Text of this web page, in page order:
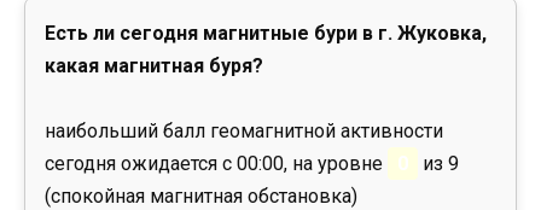
Есть ли сегодня магнитные бури в г. Жуковка,
какая магнитная буря?
наибольший балл геомагнитной активности
сегодня ожидается с 00:00, на уровне
0
из 9
(спокойная магнитная обстановка)